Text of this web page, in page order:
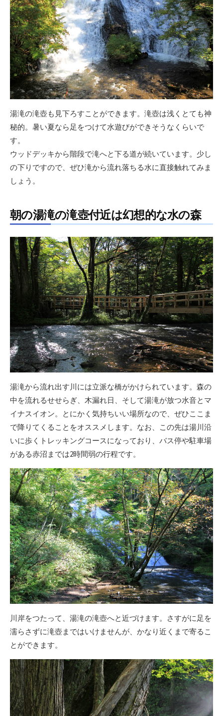
湯滝の滝壺も見下ろすことができます。滝壺は浅くとても神
秘的。暑い夏なら足をつけて水遊びができそうなくらいで
す。
ウッドデッキから階段で滝へと下る道が続いています。少し
の下りですので、ぜひ滝から流れ落ちる水に直接触れてみま
しょう。
朝の湯滝の滝壺付近は幻想的な水の森
湯滝から流れ出す川には立派な橋がかけられています。森の
中を流れるせせらぎ、木漏れ日、そして湯滝が放つ水音とマ
イナスイオン。とにかく気持ちいい場所なので、ぜひここま
で降りてくることをオススメします。なお、この先は湯川沿
いに歩くトレッキングコースになっており、バス停や駐車場
がある赤沼までは2時間弱の行程です。
川岸をつたって、湯滝の滝壺へと近づけます。さすがに足を
濡らさずに滝壺まではいけませんが、かなり近くまで寄るこ
とができます。